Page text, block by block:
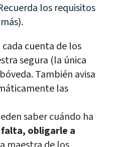
los requisitos
cada cuenta de los
segura (la única
También avisa
las
saber cuándo ha
falta, obligarle a